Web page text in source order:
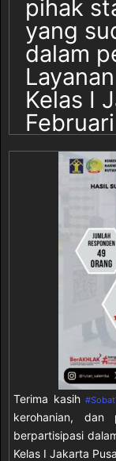
pihak
yang
dalam
Kelas I
Terima kasih
kerohanian, dan
berpartisipasi
Kelas I Jakarta